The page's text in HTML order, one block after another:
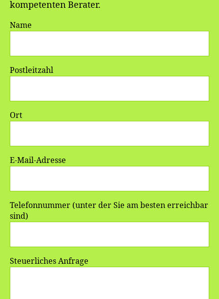
kompetenten Berater.
Name
Postleitzahl
Ort
E-Mail-Adresse
Telefonnummer (unter der Sie am besten erreichbar
sind)
Steuerliches Anfrage